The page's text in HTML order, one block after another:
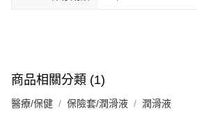
商品相關分類 (1)
醫療/保健 保險套/潤滑液 潤滑液